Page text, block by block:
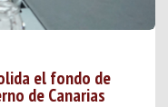
el fondo de
de Canarias